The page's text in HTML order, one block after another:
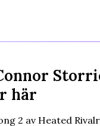
här
2 av Heated